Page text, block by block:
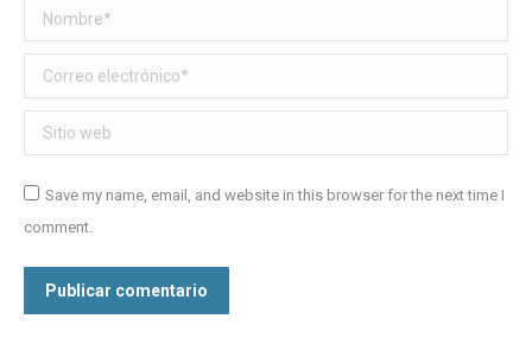
Nombre *
Correo electrónico *
Sitio web
Save my name, email, and website in this browser for the next time I
comment.
Publicar comentario